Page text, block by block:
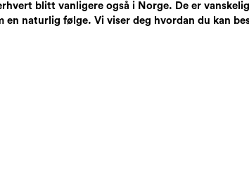
blitt vanligere også i Norge. De er
naturlig følge. Vi viser deg hvordan du kan